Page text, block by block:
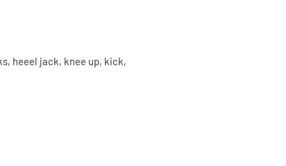
heeel jack, knee up, kick,